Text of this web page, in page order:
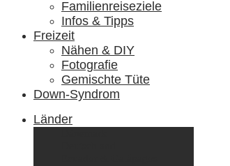
Familienreiseziele
Infos & Tipps
Freizeit
Nähen & DIY
Fotografie
Gemischte Tüte
Down-Syndrom
Länder